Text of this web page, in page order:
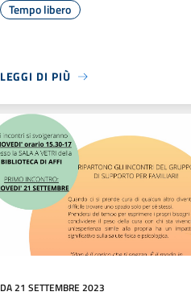
Tempo libero
LEGGI DI PIÙ
DA 21 SETTEMBRE 2023